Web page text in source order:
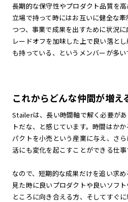
長期的な保守性やプロダクト品質を
立場で持って時にはお互いに健全な
つつ、事業で成果を出すために状況
レードオフを加味した上で良い落と
も持っている、というメンバーが多い
これからどんな仲間が増え
Stailerは、長い時間軸で解く必要が
トだな、と感じています。時間はか
パクトを小売という産業に与え、さ
活にも変化を起こすことができる仕事
なので、短期的な成果だけを追い求
見た時に良いプロダクトや良いソフ
ところに向き合える方、そしてすぐ